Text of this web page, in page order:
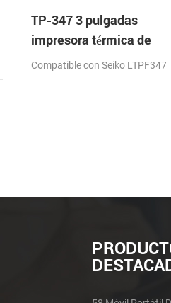
TP-347 3 pulgadas
impresora térmica de
cabeza con cortador
Compatible con Seiko LTPF347